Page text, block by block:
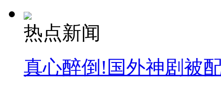
热点新闻
真心醉倒!国外神剧被